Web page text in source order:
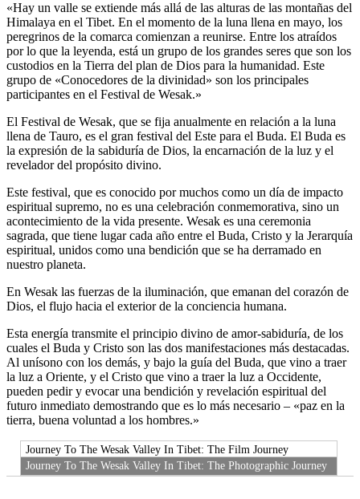
«Hay un valle se extiende más allá de las alturas de las montañas del
Himalaya en el Tibet. En el momento de la luna llena en mayo, los
peregrinos de la comarca comienzan a reunirse. Entre los atraídos
por lo que la leyenda, está un grupo de los grandes seres que son los
custodios en la Tierra del plan de Dios para la humanidad. Este
grupo de «Conocedores de la divinidad» son los principales
participantes en el Festival de Wesak.»
El Festival de Wesak, que se fija anualmente en relación a la luna
llena de Tauro, es el gran festival del Este para el Buda. El Buda es
la expresión de la sabiduría de Dios, la encarnación de la luz y el
revelador del propósito divino.
Este festival, que es conocido por muchos como un día de impacto
espiritual supremo, no es una celebración conmemorativa, sino un
acontecimiento de la vida presente. Wesak es una ceremonia
sagrada, que tiene lugar cada año entre el Buda, Cristo y la Jerarquía
espiritual, unidos como una bendición que se ha derramado en
nuestro planeta.
En Wesak las fuerzas de la iluminación, que emanan del corazón de
Dios, el flujo hacia el exterior de la conciencia humana.
Esta energía transmite el principio divino de amor-sabiduría, de los
cuales el Buda y Cristo son las dos manifestaciones más destacadas.
Al unísono con los demás, y bajo la guía del Buda, que vino a traer
la luz a Oriente, y el Cristo que vino a traer la luz a Occidente,
pueden pedir y evocar una bendición y revelación espiritual del
futuro inmediato demostrando que es lo más necesario – «paz en la
tierra, buena voluntad a los hombres.»
Journey To The Wesak Valley In Tibet: The Film Journey
Journey To The Wesak Valley In Tibet: The Photographic Journey